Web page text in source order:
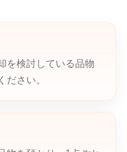
を検討している品物
ださい。